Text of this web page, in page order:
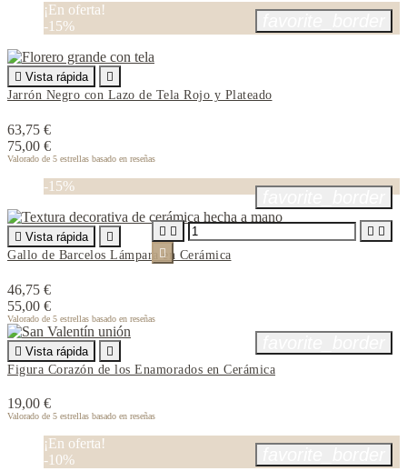
¡En oferta!
-15%
 Vista rápida

Jarrón Negro con Lazo de Tela Rojo y Plateado
63,75 €
75,00 €
Valorado de 5 estrellas basado en reseñas
-15%
 Vista rápida

Gallo de Barcelos Lámpara en Cerámica
46,75 €
55,00 €
Valorado de 5 estrellas basado en reseñas
   

 Vista rápida

Figura Corazón de los Enamorados en Cerámica
19,00 €
Valorado de 5 estrellas basado en reseñas
¡En oferta!
-10%